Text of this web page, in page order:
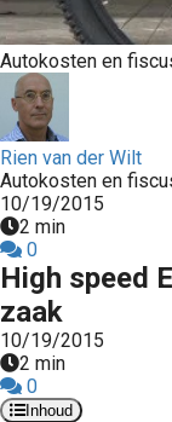
Autokosten en
Rien van der Wilt
Autokosten en
10/19/2015
2 min
0
High speed
zaak
10/19/2015
2 min
0
Inhoud